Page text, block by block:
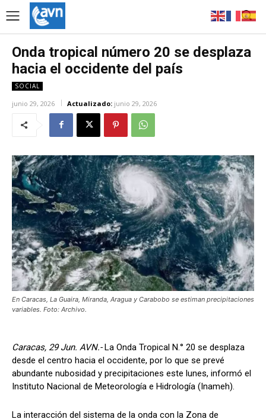
Onda tropical número 20 se desplaza
hacia el occidente del país
SOCIAL
junio 29, 2026 Actualizado: junio 29, 2026
En Caracas, La Guaira, Miranda, Aragua y Carabobo se estiman precipitaciones
variables. Foto: Archivo.
Caracas, 29 Jun. AVN.-La Onda Tropical N.° 20 se desplaza
desde el centro hacia el occidente, por lo que se prevé
abundante nubosidad y precipitaciones este lunes, informó el
Instituto Nacional de Meteorología e Hidrología (Inameh).
La interacción del sistema de la onda con la Zona de